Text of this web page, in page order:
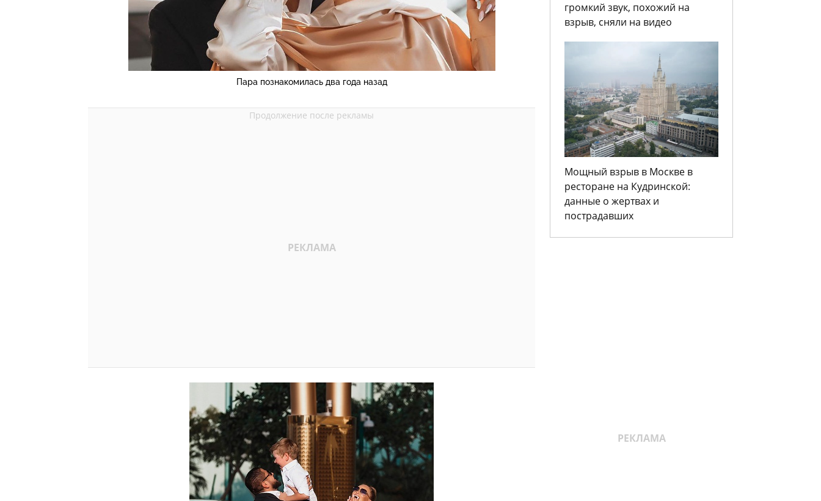
Пара познакомилась два года назад
громкий звук, похожий на
взрыв, сняли на видео
Мощный взрыв в Москве в
ресторане на Кудринской:
данные о жертвах и
пострадавших